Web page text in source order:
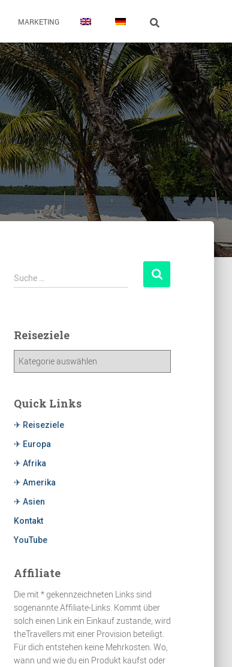
MARKETING
Suche …
Reiseziele
Quick Links
✈ Reiseziele
✈ Europa
✈ Afrika
✈ Amerika
✈ Asien
Kontakt
YouTube
Affiliate
Die mit * gekennzeichneten Links sind
sogenannte Affiliate-Links. Kommt über
solch einen Link ein Einkauf zustande, wird
theTravellers mit einer Provision beteiligt.
Für dich entstehen keine Mehrkosten. Wo,
wann und wie du ein Produkt kaufst oder